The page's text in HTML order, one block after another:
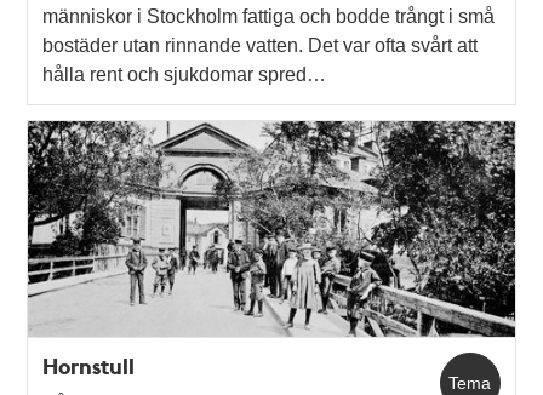
människor i Stockholm fattiga och bodde trångt i små
bostäder utan rinnande vatten. Det var ofta svårt att
hålla rent och sjukdomar spred…
Tema
Hornstull